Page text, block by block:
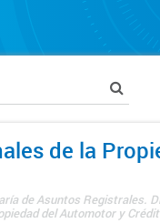
de la
de Asuntos Registrales.
del Automotor y